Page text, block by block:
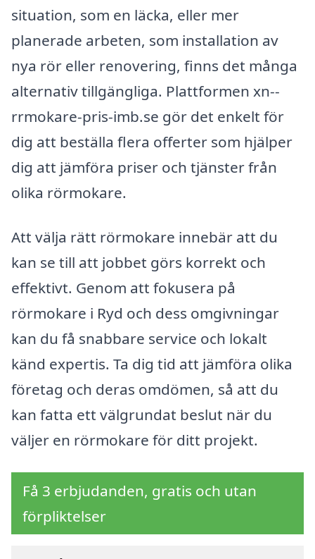
situation, som en läcka, eller mer
planerade arbeten, som installation av
nya rör eller renovering, finns det många
alternativ tillgängliga. Plattformen xn--
rrmokare-pris-imb.se gör det enkelt för
dig att beställa flera offerter som hjälper
dig att jämföra priser och tjänster från
olika rörmokare.
Att välja rätt rörmokare innebär att du
kan se till att jobbet görs korrekt och
effektivt. Genom att fokusera på
rörmokare i Ryd och dess omgivningar
kan du få snabbare service och lokalt
känd expertis. Ta dig tid att jämföra olika
företag och deras omdömen, så att du
kan fatta ett välgrundat beslut när du
väljer en rörmokare för ditt projekt.
Få 3 erbjudanden, gratis och utan
förpliktelser